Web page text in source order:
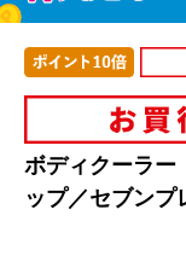
ボディクーラ
ップ／セブンプ